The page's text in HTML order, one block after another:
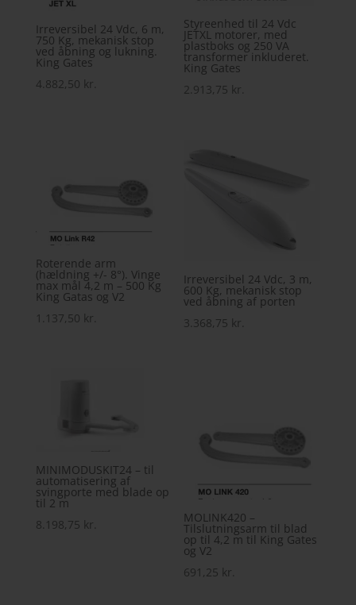
Irreversibel 24 Vdc, 6 m,
750 Kg, mekanisk stop
ved åbning og lukning.
King Gates
4.882,50 kr.
Styreenhed til 24 Vdc
JETXL motorer, med
plastboks og 250 VA
transformer inkluderet.
King Gates
2.913,75 kr.
Roterende arm
(hældning +/- 8°). Vinge
max mål 4,2 m – 500 Kg
King Gatas og V2
1.137,50 kr.
Irreversibel 24 Vdc, 3 m,
600 Kg, mekanisk stop
ved åbning af porten
3.368,75 kr.
MINIMODUSKIT24 – til
automatisering af
svingporte med blade op
til 2 m
8.198,75 kr. MOLINK420 –
Tilslutningsarm til blad
op til 4,2 m til King Gates
og V2
691,25 kr.